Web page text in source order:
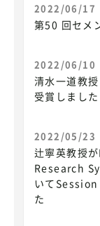
2022/06/17
第50 回セメ
2022/06/10
清水一道教
受賞しました
2022/05/23
辻寧英教授
Research
いて
た